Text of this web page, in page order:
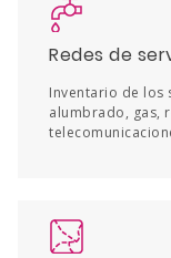
Redes de
Inventario de los
alumbrado, gas,